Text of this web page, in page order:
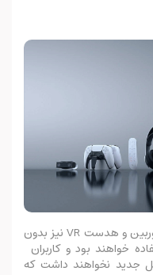
لوازم جانبی پی اس 4 مانند هدست، دوربین و هدست VR نیز بدون
اس 5 قابل استفاده خواهند بود و کاربران
جدید نخواهند داشت که